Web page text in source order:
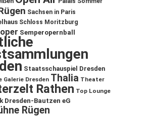
Sachsen in Paris
Schloss Moritzburg
Semperopernball
Staatsschauspiel Dresden
Galerie Dresden Thalia Theater
Rathen Top Lounge
Dresden-Bautzen eG
Rügen